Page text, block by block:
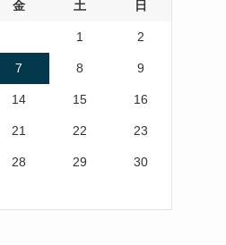
金 土 日
1 2
7 8 9
14 15 16
21 22 23
28 29 30